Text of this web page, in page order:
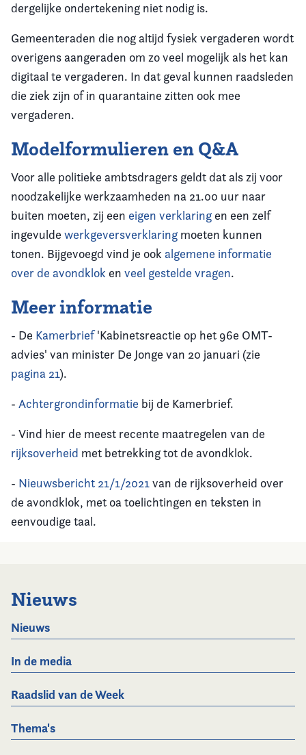
dergelijke ondertekening niet nodig is.
Gemeenteraden die nog altijd fysiek vergaderen wordt
overigens aangeraden om zo veel mogelijk als het kan
digitaal te vergaderen. In dat geval kunnen raadsleden
die ziek zijn of in quarantaine zitten ook mee
vergaderen.
Modelformulieren en Q&A
Voor alle politieke ambtsdragers geldt dat als zij voor
noodzakelijke werkzaamheden na 21.00 uur naar
buiten moeten, zij een eigen verklaring en een zelf
ingevulde werkgeversverklaring moeten kunnen
tonen. Bijgevoegd vind je ook algemene informatie
over de avondklok en veel gestelde vragen.
Meer informatie
- De Kamerbrief'Kabinetsreactie op het 96e OMT-
advies' van minister De Jonge van 20 januari (zie
pagina 21).
- Achtergrondinformatie bij de Kamerbrief.
- Vind hier de meest recente maatregelen van de
rijksoverheid met betrekking tot de avondklok.
- Nieuwsbericht 21/1/2021van de rijksoverheid over
de avondklok, met oa toelichtingen en teksten in
eenvoudige taal.
Nieuws
Nieuws
In de media
Raadslid van de Week
Thema's